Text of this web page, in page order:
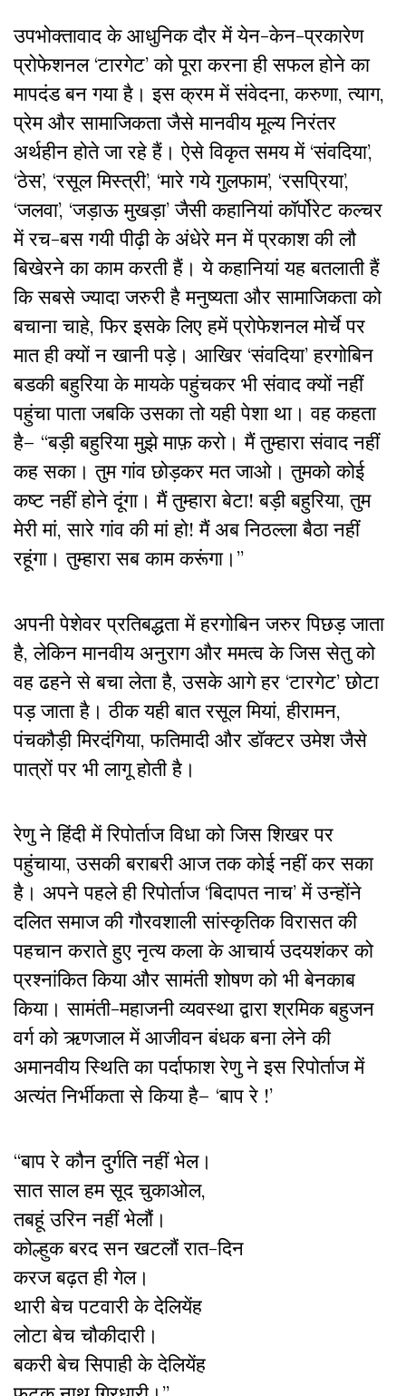
उपभोक्तावाद के आधुनिक दौर में येन-केन-प्रकारेण
प्रोफेशनल ‘टारगेट’ को पूरा करना ही सफल होने का
मापदंड बन गया है। इस क्रम में संवेदना, करुणा, त्याग,
प्रेम और सामाजिकता जैसे मानवीय मूल्य निरंतर
अर्थहीन होते जा रहे हैं। ऐसे विकृत समय में ‘संवदिया’,
‘ठेस’, ‘रसूल मिस्त्री’, ‘मारे गये गुलफाम’, ‘रसप्रिया’,
‘जलवा’, ‘जड़ाऊ मुखड़ा’ जैसी कहानियां कॉर्पोरेट कल्चर
में रच-बस गयी पीढ़ी के अंधेरे मन में प्रकाश की लौ
बिखेरने का काम करती हैं। ये कहानियां यह बतलाती हैं
कि सबसे ज्यादा जरुरी है मनुष्यता और सामाजिकता को
बचाना चाहे, फिर इसके लिए हमें प्रोफेशनल मोर्चे पर
मात ही क्यों न खानी पड़े। आखिर ‘संवदिया’ हरगोबिन
बडकी बहुरिया के मायके पहुंचकर भी संवाद क्यों नहीं
पहुंचा पाता जबकि उसका तो यही पेशा था। वह कहता
है– “बड़ी बहुरिया मुझे माफ़ करो। मैं तुम्हारा संवाद नहीं
कह सका। तुम गांव छोड़कर मत जाओ। तुमको कोई
कष्ट नहीं होने दूंगा। मैं तुम्हारा बेटा! बड़ी बहुरिया, तुम
मेरी मां, सारे गांव की मां हो! मैं अब निठल्ला बैठा नहीं
रहूंगा। तुम्हारा सब काम करूंगा।”
अपनी पेशेवर प्रतिबद्धता में हरगोबिन जरुर पिछड़ जाता
है, लेकिन मानवीय अनुराग और ममत्व के जिस सेतु को
वह ढहने से बचा लेता है, उसके आगे हर ‘टारगेट’ छोटा
पड़ जाता है। ठीक यही बात रसूल मियां, हीरामन,
पंचकौड़ी मिरदंगिया, फतिमादी और डॉक्टर उमेश जैसे
पात्रों पर भी लागू होती है।
रेणु ने हिंदी में रिपोर्ताज विधा को जिस शिखर पर
पहुंचाया, उसकी बराबरी आज तक कोई नहीं कर सका
है। अपने पहले ही रिपोर्ताज ‘बिदापत नाच’ में उन्होंने
दलित समाज की गौरवशाली सांस्कृतिक विरासत की
पहचान कराते हुए नृत्य कला के आचार्य उदयशंकर को
प्रश्नांकित किया और सामंती शोषण को भी बेनकाब
किया। सामंती-महाजनी व्यवस्था द्वारा श्रमिक बहुजन
वर्ग को ऋणजाल में आजीवन बंधक बना लेने की
अमानवीय स्थिति का पर्दाफाश रेणु ने इस रिपोर्ताज में
अत्यंत निर्भीकता से किया है– ‘बाप रे !’
“बाप रे कौन दुर्गति नहीं भेल।
सात साल हम सूद चुकाओल,
तबहूं उरिन नहीं भेलौं।
कोल्हुक बरद सन खटलौं रात-दिन
करज बढ़त ही गेल।
थारी बेच पटवारी के देलियेंह
लोटा बेच चौकीदारी।
बकरी बेच सिपाही के देलियेंह